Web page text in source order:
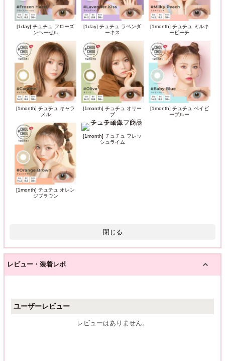
[1day] チュチュ フローズ
ンヘーゼル
[1day] チュチュ ラベンダ
ーキス
[1month] チュチュ ミルキ
ーピーチ
[1month] チュチュ キャラ
メル
[1month] チュチュ オリー
ブ
[1month] チュチュ ベイビ
ーブルー
[1month] チュチュ オレン
ジブラウン
[1month] チュチュ フレッ
シュライム
閉じる
レビュー・装着レポ
ユーザーレビュー
レビューはありません。